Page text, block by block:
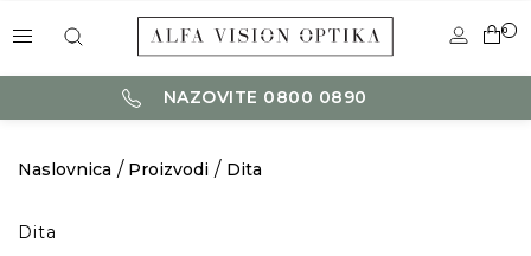
0
NAZOVITE 0800 0890
Naslovnica Proizvodi Dita
Dita